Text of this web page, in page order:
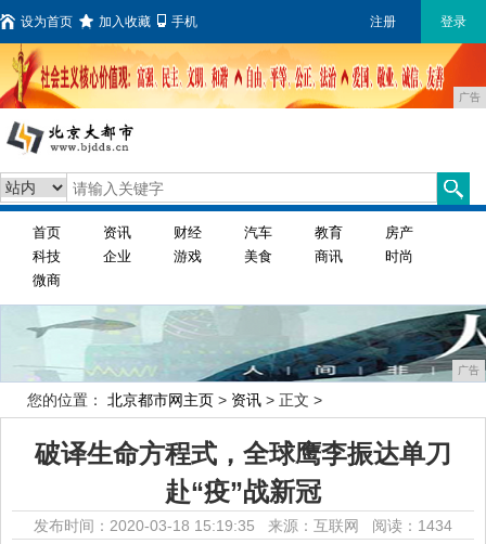
设为首页 加入收藏 手机 注册 登录
广告
首页 资讯 财经 汽车 教育
房产
科技
企业 游戏 美食 商讯
时尚
微商
广告
您的位置： 北京都市网主页 > 资讯 > 正文 >
破译生命方程式，全球鹰李振达单刀
赴“疫”战新冠
发布时间：2020-03-18 15:19:35 来源：互联网 阅读：1434